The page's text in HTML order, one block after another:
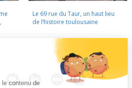
Le 69 rue du Taur, un haut lieu
de l’histoire toulousaine